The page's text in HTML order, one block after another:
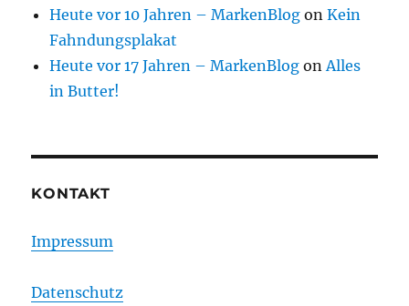
Heute vor 10 Jahren – MarkenBlog onKein
Fahndungsplakat
Heute vor 17 Jahren – MarkenBlog onAlles
in Butter!
KONTAKT
Impressum
Datenschutz